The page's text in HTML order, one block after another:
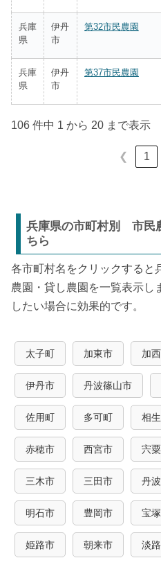
兵庫
県
伊丹
市
第32市民農園
兵庫
県
伊丹
市
第37市民農園
106 件中 1 から 20 まで表示
❮ 1
兵庫県の市町村別 市民
ちら
各市町村名をクリックすると
農園・貸し農園を一覧表示し
したい場合に効果的です。
太子町 加東市 加
伊丹市 丹波篠山市
佐用町 多可町 相
赤穂市 西宮市 宍
三木市 三田市 丹
明石市 豊岡市 宝
姫路市 朝来市 淡